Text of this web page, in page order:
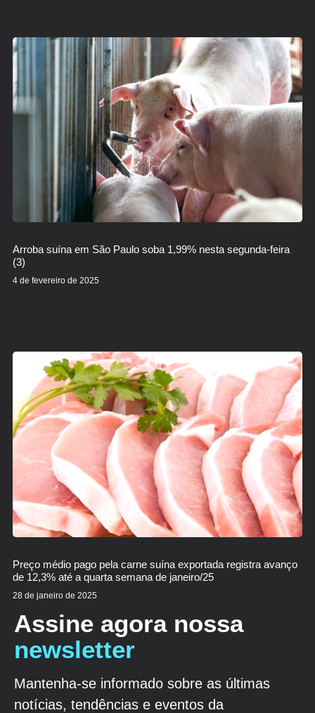
Arroba suína em São Paulo soba 1,99% nesta segunda-feira
(3)
4 de fevereiro de 2025
Preço médio pago pela carne suína exportada registra avanço
de 12,3% até a quarta semana de janeiro/25
28 de janeiro de 2025
Assine agora nossa
newsletter
Mantenha-se informado sobre as últimas
notícias, tendências e eventos da